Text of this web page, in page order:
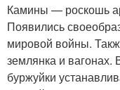
Камины — роскошь
Появились
мировой войны.
землянка и вагонах.
буржуйки